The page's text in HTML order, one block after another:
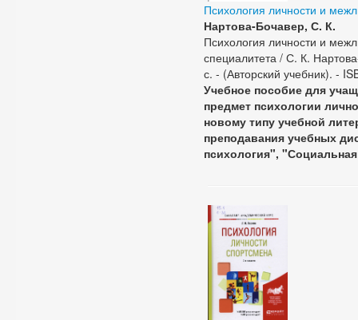
Психология личности и
Нартова-Бочавер, С. К.
Психология личности и
специалитета / С. К.
с. - (Авторский учебник). -
Учебное пособие для
предмет психологии
новому типу учебной
преподавания учебных
психология",